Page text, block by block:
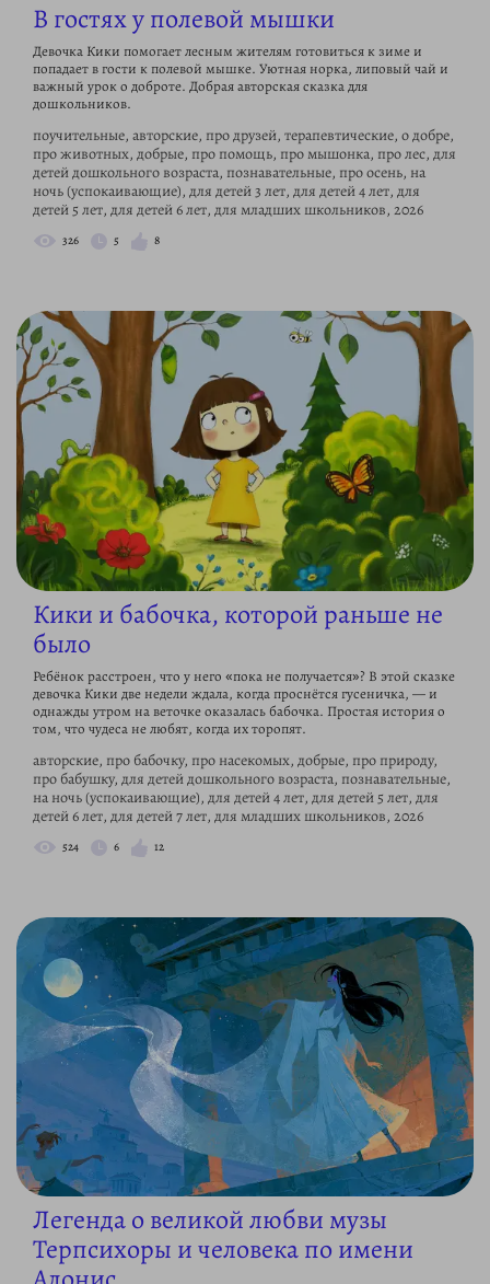
В гостях у полевой мышки
Девочка Кики помогает лесным жителям готовиться к зиме и
попадает в гости к полевой мышке. Уютная норка, липовый чай и
важный урок о доброте. Добрая авторская сказка для
дошкольников.
поучительные, авторские, про друзей, терапевтические, о добре,
про животных, добрые, про помощь, про мышонка, про лес, для
детей дошкольного возраста, познавательные, про осень, на
ночь (успокаивающие), для детей 3 лет, для детей 4 лет, для
детей 5 лет, для детей 6 лет, для младших школьников, 2026
326 5 8
Кики и бабочка, которой раньше не
было
Ребёнок расстроен, что у него «пока не получается»? В этой сказке
девочка Кики две недели ждала, когда проснётся гусеничка, — и
однажды утром на веточке оказалась бабочка. Простая история о
том, что чудеса не любят, когда их торопят.
авторские, про бабочку, про насекомых, добрые, про природу,
про бабушку, для детей дошкольного возраста, познавательные,
на ночь (успокаивающие), для детей 4 лет, для детей 5 лет, для
детей 6 лет, для детей 7 лет, для младших школьников, 2026
524 6 12
Легенда о великой любви музы
Терпсихоры и человека по имени